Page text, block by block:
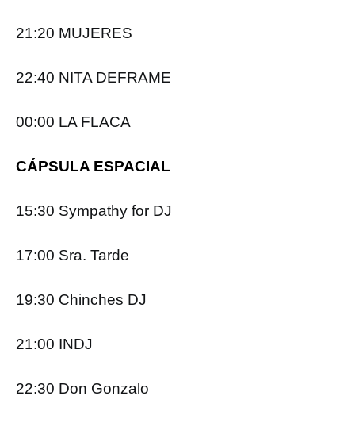
21:20 MUJERES
22:40 NITA DEFRAME
00:00 LA FLACA
CÁPSULA ESPACIAL
15:30 Sympathy for DJ
17:00 Sra. Tarde
19:30 Chinches DJ
21:00 INDJ
22:30 Don Gonzalo